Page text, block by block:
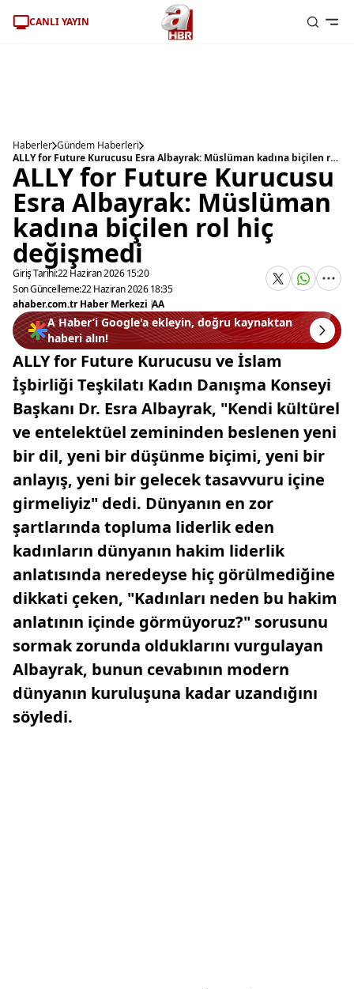
CANLI YAYIN
Haberler Gündem Haberleri
ALLY for Future Kurucusu Esra Albayrak: Müslüman kadına biçilen rol hiç değişmedi
ALLY for Future Kurucusu
Esra Albayrak: Müslüman
kadına biçilen rol hiç
değişmedi
Giriş Tarihi:22 Haziran 2026 15:20
Son Güncelleme:22 Haziran 2026 18:35
ahaber.com.tr Haber Merkezi |AA
A Haber’i Google'a ekleyin, doğru kaynaktan
haberi alın!
ALLY for Future Kurucusu ve İslam
İşbirliği Teşkilatı Kadın Danışma Konseyi
Başkanı Dr. Esra Albayrak, "Kendi kültürel
ve entelektüel zemininden beslenen yeni
bir dil, yeni bir düşünme biçimi, yeni bir
anlayış, yeni bir gelecek tasavvuru içine
girmeliyiz" dedi. Dünyanın en zor
şartlarında topluma liderlik eden
kadınların dünyanın hakim liderlik
anlatısında neredeyse hiç görülmediğine
dikkati çeken, "Kadınları neden bu hakim
anlatının içinde görmüyoruz?" sorusunu
sormak zorunda olduklarını vurgulayan
Albayrak, bunun cevabının modern
dünyanın kuruluşuna kadar uzandığını
söyledi.